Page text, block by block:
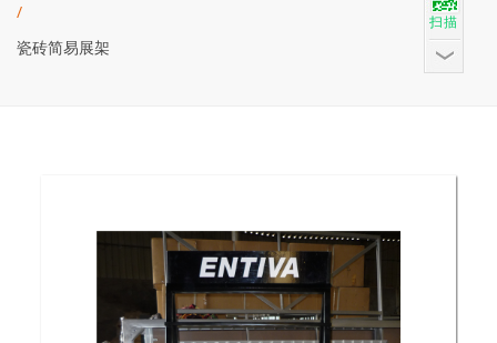
/
瓷砖简易展架
扫描